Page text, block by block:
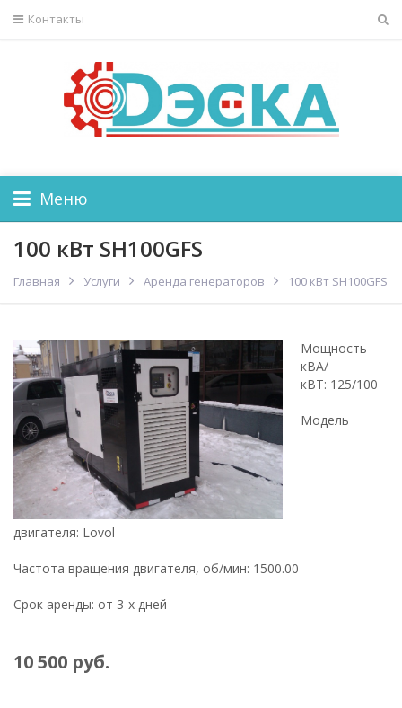
Контакты
Меню
100 кВт SH100GFS
Главная Услуги Аренда генераторов 100 кВт SH100GFS
Мощность
кВА/
кВТ: 125/100
Модель
двигателя: Lovol
Частота вращения двигателя, об/мин: 1500.00
Срок аренды: от 3-х дней
10 500 руб.